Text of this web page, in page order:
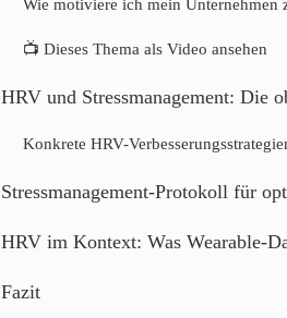
Wie motiviere ich mein
📺 Dieses Thema als Video ansehen
HRV und Stressmanagement: Die
Konkrete HRV-
Stressmanagement-Protokoll für
HRV im Kontext: Was Wearable-
Fazit